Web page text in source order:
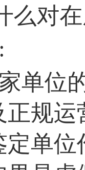
么对
单位
正规
定单